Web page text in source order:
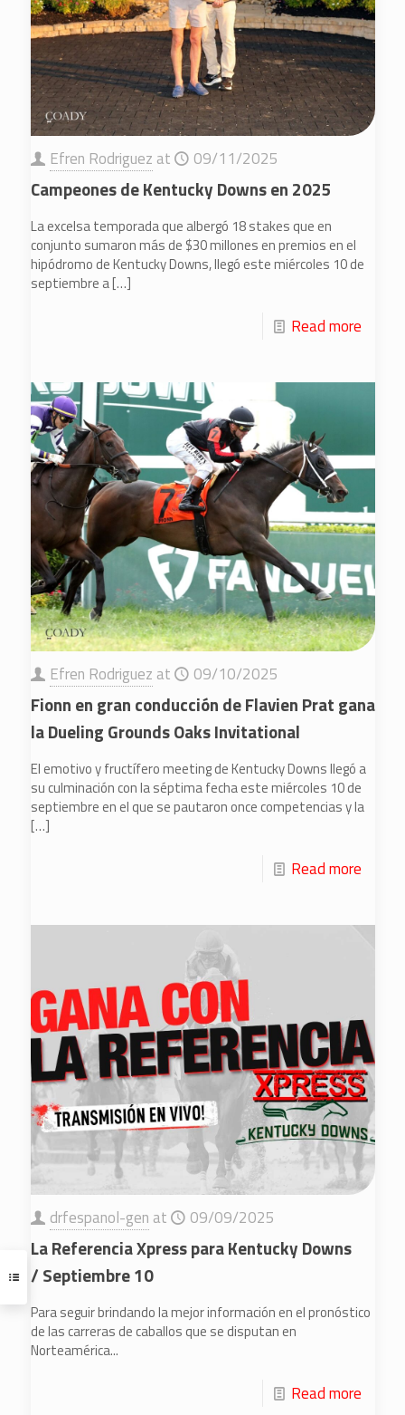
Efren Rodriguez at 09/11/2025
Campeones de Kentucky Downs en 2025
La excelsa temporada que albergó 18 stakes que en
conjunto sumaron más de $30 millones en premios en el
hipódromo de Kentucky Downs, llegó este miércoles 10 de
septiembre a[…]
Read more
Efren Rodriguez at 09/10/2025
Fionn en gran conducción de Flavien Prat gana
la Dueling Grounds Oaks Invitational
El emotivo y fructífero meeting de Kentucky Downs llegó a
su culminación con la séptima fecha este miércoles 10 de
septiembre en el que se pautaron once competencias y la
[…]
Read more
drfespanol-gen at 09/09/2025
La Referencia Xpress para Kentucky Downs
/ Septiembre 10
Para seguir brindando la mejor información en el pronóstico
de las carreras de caballos que se disputan en
Norteamérica...
Read more